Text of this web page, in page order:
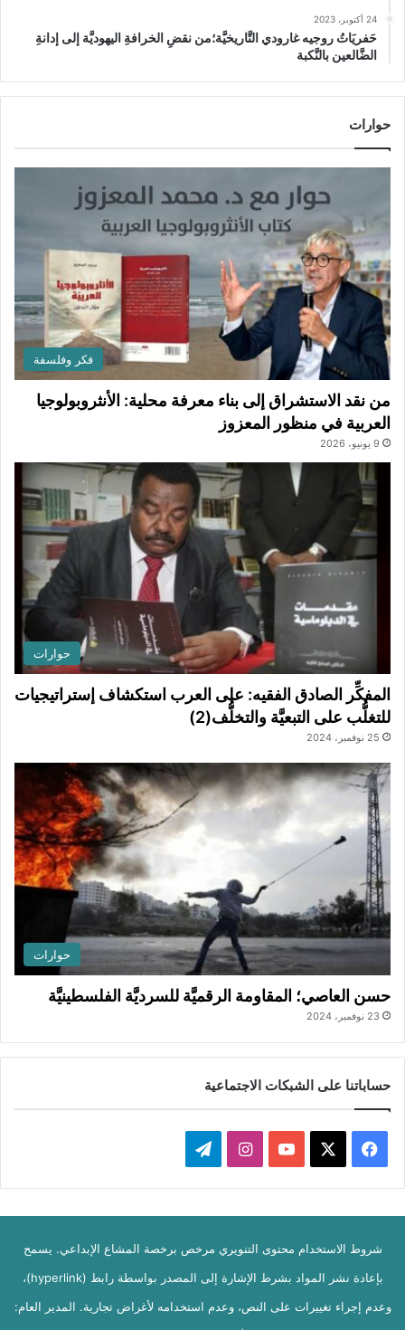
24 أكتوبر، 2023
حَفريَاتُ روجيه غارودي التَّاريخيَّة؛من نقضِ الخرافةِ اليهوديَّة إلى إدانةِ
الضَّالعين بالنَّكبة
حوارات
فكر وفلسفة
من نقد الاستشراق إلى بناء معرفة محلية: الأنثروبولوجيا
العربية في منظور المعزوز
9 يونيو، 2026
حوارات
المفكِّر الصادق الفقيه: على العرب استكشاف إستراتيجيات
للتغلُّب على التبعيَّة والتخلُّف(2)
25 نوفمبر، 2024
حوارات
حسن العاصي؛ المقاومة الرقميَّة للسرديَّة الفلسطينيَّة
23 نوفمبر، 2024
حساباتنا على الشبكات الاجتماعية
ي
س
ب
X
Y
o
u
ن
س
ت
ي
ل
ق
شروط الاستخدام محتوى التنويري مرخص برخصة المشاع الإبداعي. يسمح
بإعادة نشر المواد بشرط الإشارة إلى المصدر بواسطة رابط (hyperlink)،
وعدم إجراء تغييرات على النص، وعدم استخدامه لأغراض تجارية. المدير العام: